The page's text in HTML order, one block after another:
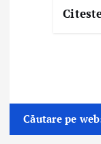
Căutare pe